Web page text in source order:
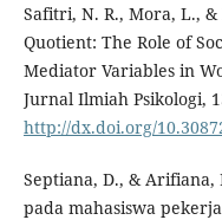
Safitri, N. R., Mora, L.,
Quotient: The Role of
Mediator Variables in
Jurnal Ilmiah Psikologi,
http://dx.doi.org/
Septiana, D., &
pada mahasiswa